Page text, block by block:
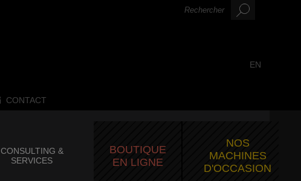
CONTACT
EN
CONSULTING &
SERVICES
BOUTIQUE
EN LIGNE
NOS
MACHINES
D'OCCASION